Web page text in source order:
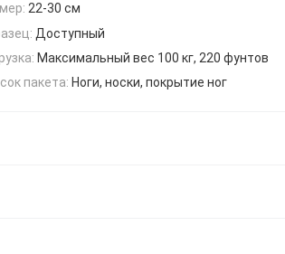
22-30 см
Доступный
Максимальный вес 100 кг, 220 фунтов
пакета: Ноги, носки, покрытие ног